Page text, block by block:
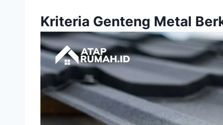
Kriteria Genteng Metal